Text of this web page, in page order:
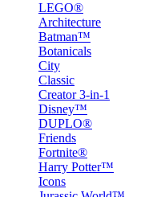
LEGO®
Architecture
Batman™
Botanicals
City
Classic
Creator 3-in-1
Disney™
DUPLO®
Friends
Fortnite®
Harry Potter™
Icons